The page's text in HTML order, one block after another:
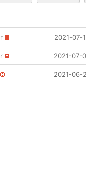
2021-07-
2021-07-
2021-06-